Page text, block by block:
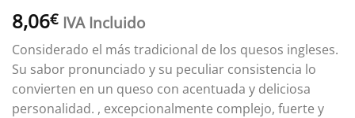
8,06€ IVA Incluido
Considerado el más tradicional de los quesos ingleses.
Su sabor pronunciado y su peculiar consistencia lo
convierten en un queso con acentuada y deliciosa
personalidad. , excepcionalmente complejo, fuerte y